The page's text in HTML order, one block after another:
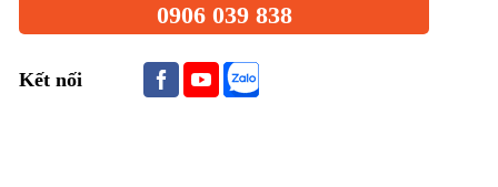
0906 039 838
Kết nối